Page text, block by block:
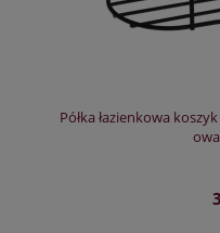
Półka łazienkowa